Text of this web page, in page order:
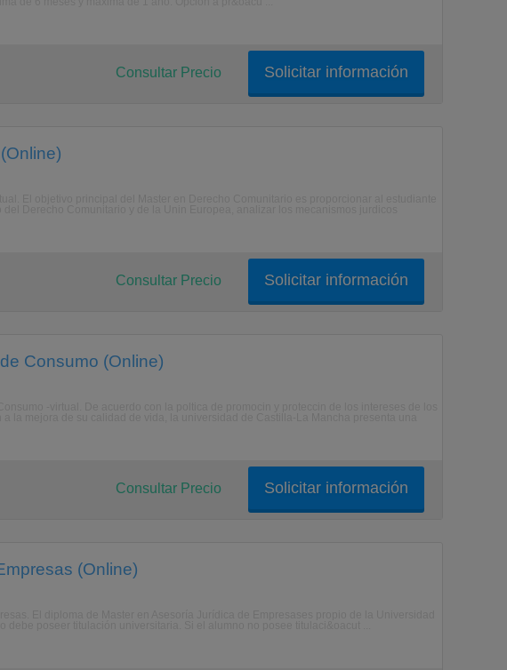
Solicitar información
Consultar Precio
Solicitar información
Consultar Precio
Consumo (Online)
Solicitar información
Consultar Precio
(Online)